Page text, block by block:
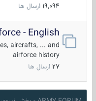
19,094 ارسال ها
- English
aircrafts, ... and
airforce history
27 ارسال ها